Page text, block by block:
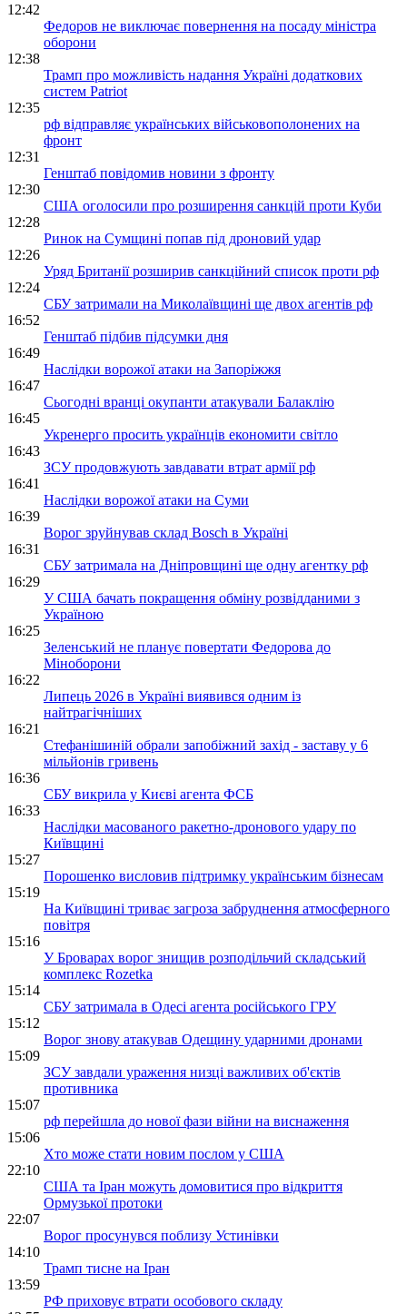
12:42
Федоров не виключає повернення на посаду міністра
оборони
12:38
Трамп про можливість надання Україні додаткових
систем Patriot
12:35
рф відправляє українських військовополонених на
фронт
12:31
Генштаб повідомив новини з фронту
12:30
США оголосили про розширення санкцій проти Куби
12:28
Ринок на Сумщині попав під дроновий удар
12:26
Уряд Британії розширив санкційний список проти рф
12:24
СБУ затримали на Миколаївщині ще двох агентів рф
16:52
Генштаб підбив підсумки дня
16:49
Наслідки ворожої атаки на Запоріжжя
16:47
Сьогодні вранці окупанти атакували Балаклію
16:45
Укренерго просить українців економити світло
16:43
ЗСУ продовжують завдавати втрат армії рф
16:41
Наслідки ворожої атаки на Суми
16:39
Ворог зруйнував склад Bosch в Україні
16:31
СБУ затримала на Дніпровщині ще одну агентку рф
16:29
У США бачать покращення обміну розвідданими з
Україною
16:25
Зеленський не планує повертати Федорова до
Міноборони
16:22
Липець 2026 в Україні виявився одним із
найтрагічніших
16:21
Стефанішиній обрали запобіжний захід - заставу у 6
мільйонів гривень
16:36
СБУ викрила у Києві агента ФСБ
16:33
Наслідки масованого ракетно-дронового удару по
Київщині
15:27
Порошенко висловив підтримку українським бізнесам
15:19
На Київщині триває загроза забруднення атмосферного
повітря
15:16
У Броварах ворог знищив розподільчий складський
комплекс Rozetka
15:14
СБУ затримала в Одесі агента російського ГРУ
15:12
Ворог знову атакував Одещину ударними дронами
15:09
ЗСУ завдали ураження низці важливих об'єктів
противника
15:07
рф перейшла до нової фази війни на виснаження
15:06
Хто може стати новим послом у США
22:10
США та Іран можуть домовитися про відкриття
Ормузької протоки
22:07
Ворог просунувся поблизу Устинівки
14:10
Трамп тисне на Іран
13:59
РФ приховує втрати особового складу